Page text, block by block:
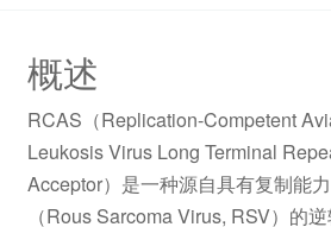
概述
RCAS（Replication-Competent
Leukosis Virus Long Terminal
Acceptor）是一种源自具有复制能
（Rous Sarcoma Virus, RSV）的